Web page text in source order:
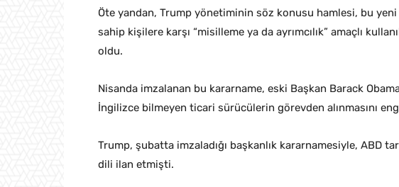
Öte yandan, Trump yönetiminin söz konusu hamlesi, bu
sahip kişilere karşı “misilleme ya da ayrımcılık” amaçlı
oldu.
Nisanda imzalanan bu kararname, eski Başkan Barack
İngilizce bilmeyen ticari sürücülerin görevden alınmasını
Trump, şubatta imzaladığı başkanlık kararnamesiyle, ABD
dili ilan etmişti.